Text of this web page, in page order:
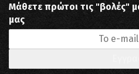
Μάθετε πρώτοι τις "βολές"
μας